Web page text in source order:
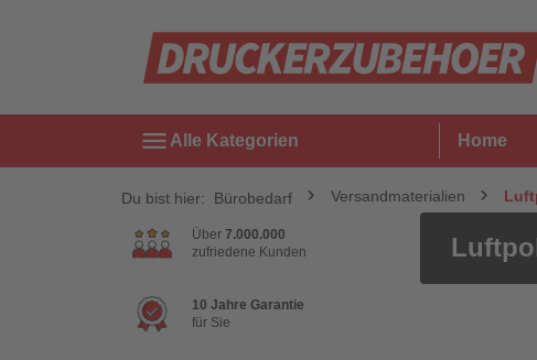
menu Alle Kategorien Home
Du bist hier: Bürobedarf Versandmaterialien
Über 7.000.000
zufriedene Kunden
10 Jahre Garantie
für Sie